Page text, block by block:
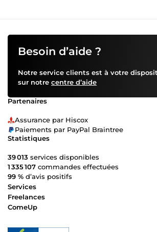
Besoin d’aide ?
Notre service clients est à votre
sur notre centre d’aide
Partenaires
Assurance par Hiscox
Paiements par PayPal Braintree
Statistiques
39 013 services disponibles
1 335 107 commandes effectuées
99 % d’avis positifs
Services
Freelances
ComeUp